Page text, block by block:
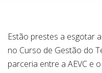
Estão prestes a esgotar
no Curso de Gestão do
parceria entre a AEVC e o